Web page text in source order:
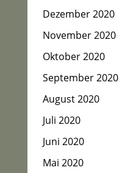
Dezember 2020
November 2020
Oktober 2020
September 2020
August 2020
Juli 2020
Juni 2020
Mai 2020